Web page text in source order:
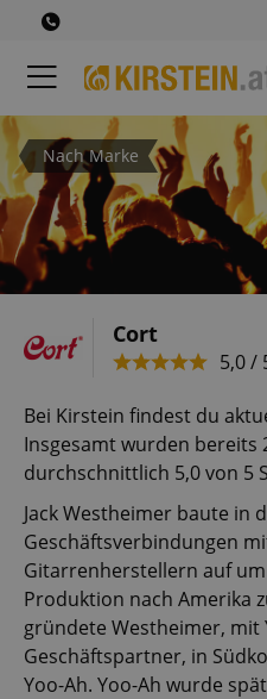
Nach Marke
Cort
5,0 /
Bei Kirstein findest du
Insgesamt wurden bereits
durchschnittlich 5,0 von 5
Jack Westheimer baute in
Geschäftsverbindungen
Gitarrenherstellern auf
Produktion nach Amerika
gründete Westheimer, mit
Geschäftspartner, in
Yoo-Ah. Yoo-Ah wurde